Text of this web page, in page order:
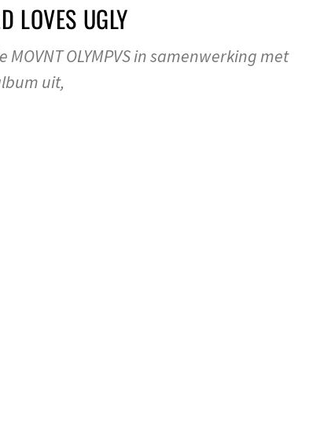
LOVES UGLY
OLYMPVS in samenwerking met
uit,